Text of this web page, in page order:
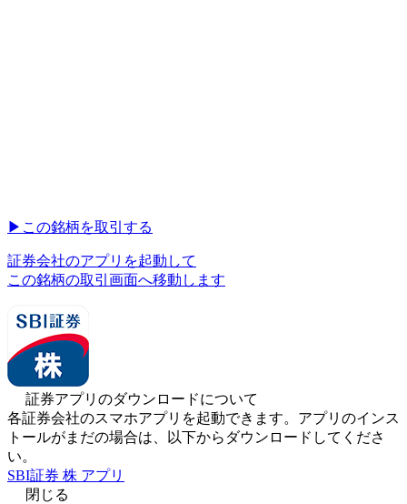
▶︎ この銘柄を取引する
証券会社のアプリを起動して
この銘柄の取引画面へ移動します
証券アプリのダウンロードについて
各証券会社のスマホアプリを起動できます。アプリのインス
トールがまだの場合は、以下からダウンロードしてくださ
い。
SBI証券 株 アプリ
閉じる